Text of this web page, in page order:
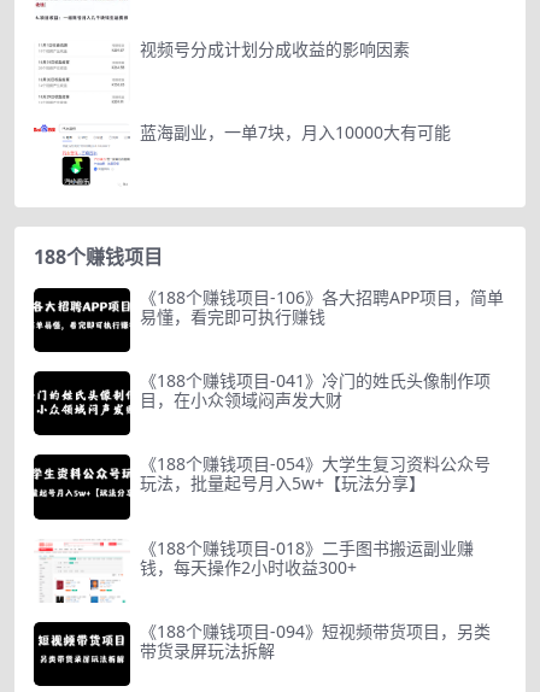
视频号分成计划分成收益的影响因素
蓝海副业，一单7块，月入10000大有可能
188个赚钱项目
《188个赚钱项目-106》各大招聘APP项目，简单
易懂，看完即可执行赚钱
《188个赚钱项目-041》冷门的姓氏头像制作项
目，在小众领域闷声发大财
《188个赚钱项目-054》大学生复习资料公众号
玩法，批量起号月入5w+【玩法分享】
《188个赚钱项目-018》二手图书搬运副业赚
钱，每天操作2小时收益300+
《188个赚钱项目-094》短视频带货项目，另类
带货录屏玩法拆解